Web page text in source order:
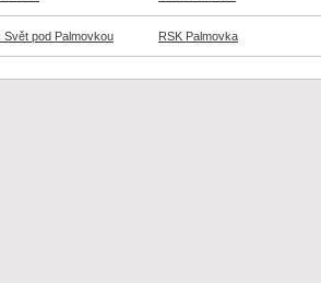
Svět pod Palmovkou RSK Palmovka